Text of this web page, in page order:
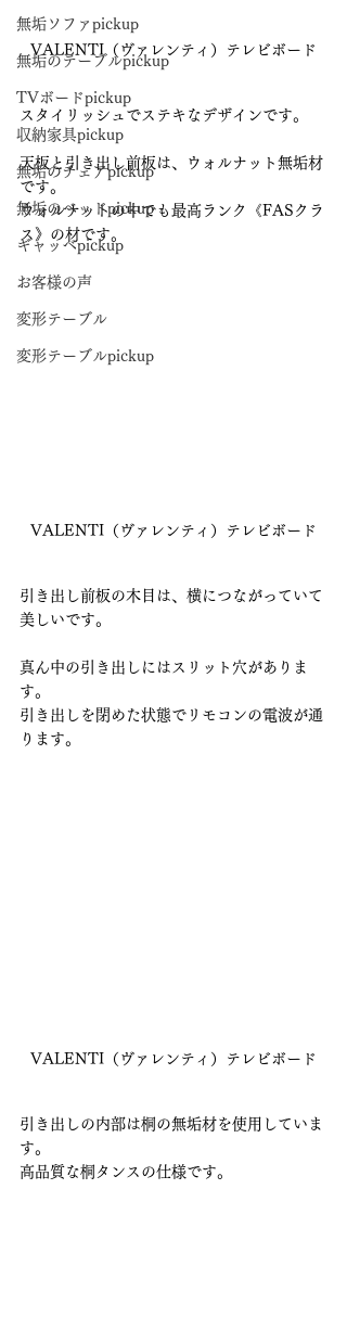
無垢ソファpickup
無垢のテーブルpickup
TVボードpickup
収納家具pickup
無垢のチェアpickup
無垢のベッドpickup
ギャッベpickup
お客様の声
変形テーブル
変形テーブルpickup
VALENTI（ヴァレンティ）テレビボード
スタイリッシュでステキなデザインです。
天板と引き出し前板は、ウォルナット無垢材
です。
ウォルナットの中でも最高ランク《FASクラ
ス》の材です。
VALENTI（ヴァレンティ）テレビボード
引き出し前板の木目は、横につながっていて
美しいです。
真ん中の引き出しにはスリット穴がありま
す。
引き出しを閉めた状態でリモコンの電波が通
ります。
VALENTI（ヴァレンティ）テレビボード
引き出しの内部は桐の無垢材を使用していま
す。
高品質な桐タンスの仕様です。